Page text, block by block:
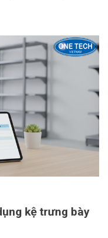
kệ trưng bày